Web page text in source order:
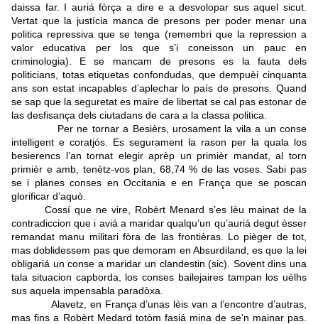
daissa far. I auriá fòrça a dire e a desvolopar sus aquel sicut.
Vertat que la justícia manca de presons per poder menar una
politica repressiva que se tenga (remembri que la repression a
valor educativa per los que s’i coneisson un pauc en
criminologia). E se mancam de presons es la fauta dels
politicians, totas etiquetas confondudas, que dempuèi cinquanta
ans son estat incapables d’aplechar lo país de presons. Quand
se sap que la seguretat es maire de libertat se cal pas estonar de
las desfisança dels ciutadans de cara a la classa politica.
Per ne tornar a Besièrs, urosament la vila a un conse
intelligent e coratjós. Es segurament la rason per la quala los
besierencs l’an tornat elegir aprèp un primièr mandat, al torn
primièr e amb, tenètz-vos plan, 68,74 % de las voses. Sabi pas
se i planes conses en Occitania e en França que se poscan
glorificar d’aquò.
Cossí que ne vire, Robèrt Menard s’es lèu mainat de la
contradiccion que i aviá a maridar qualqu’un qu’auriá degut èsser
remandat manu militari fòra de las frontièras. Lo pièger de tot,
mas doblidessem pas que demoram en Absurdiland, es que la lei
obligariá un conse a maridar un clandestin (sic). Sovent dins una
tala situacion capborda, los conses bailejaires tampan los uèlhs
sus aquela impensabla paradòxa.
Alavetz, en França d’unas lèis van a l’encontre d’autras,
mas fins a Robèrt Medard totòm fasiá mina de se’n mainar pas.